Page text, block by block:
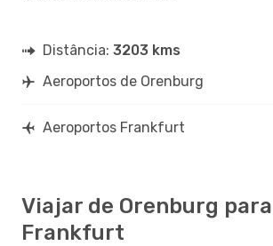
Distância: 3203 kms
Aeroportos de Orenburg
Aeroportos Frankfurt
Viajar de Orenburg para
Frankfurt